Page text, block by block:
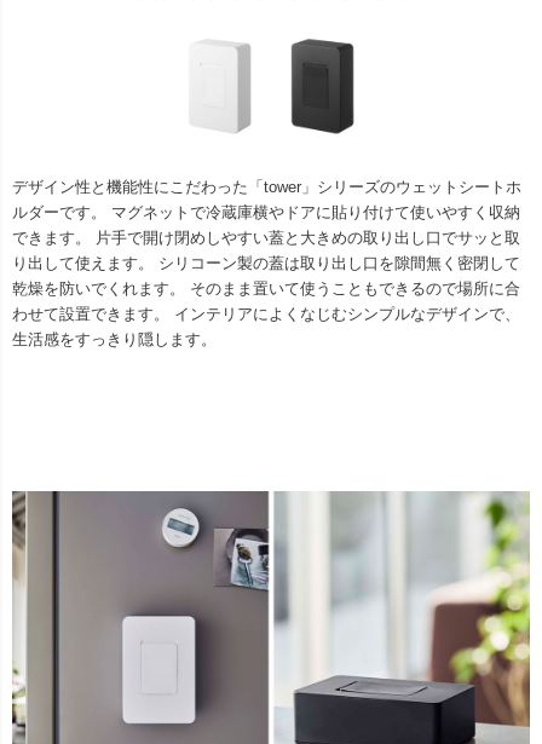
デザイン性と機能性にこだわった「tower」シリーズのウェットシートホ
ルダーです。 マグネットで冷蔵庫横やドアに貼り付けて使いやすく収納
できます。 片手で開け閉めしやすい蓋と大きめの取り出し口でサッと取
り出して使えます。 シリコーン製の蓋は取り出し口を隙間無く密閉して
乾燥を防いでくれます。 そのまま置いて使うこともできるので場所に合
わせて設置できます。 インテリアによくなじむシンプルなデザインで、
生活感をすっきり隠します。